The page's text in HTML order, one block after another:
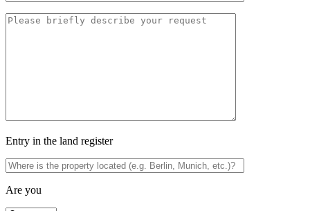
Entry in the land register
Are you